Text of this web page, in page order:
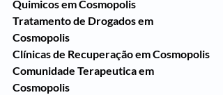
Quimicos em Cosmopolis
Tratamento de Drogados em
Cosmopolis
Clínicas de Recuperação em Cosmopolis
Comunidade Terapeutica em
Cosmopolis